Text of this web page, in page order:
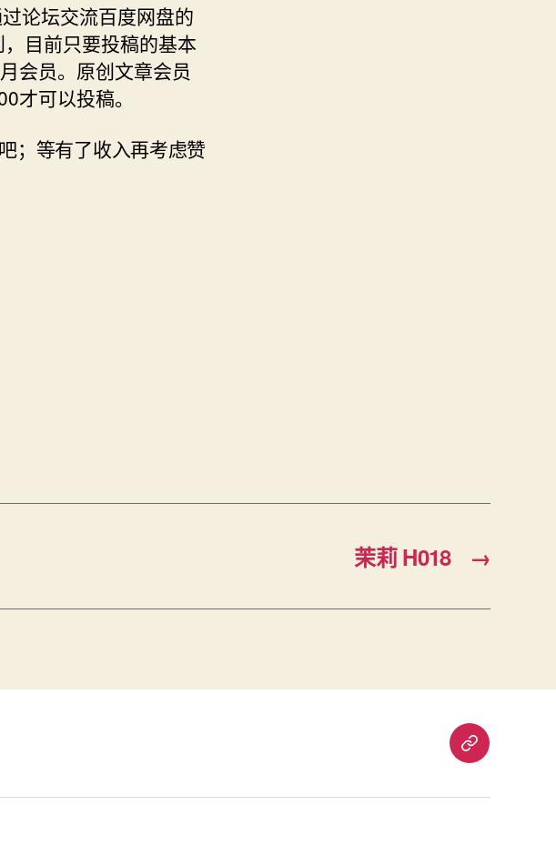
论坛交流百度网盘的
目前只要投稿的基本
会员。原创文章会员
才可以投稿。
；等有了收入再考虑赞
→
茉莉 H018
重
通